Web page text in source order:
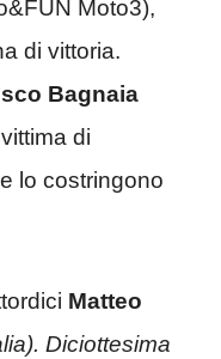
Moto3),
di vittoria.
Bagnaia
di
lo costringono
Matteo
Diciottesima